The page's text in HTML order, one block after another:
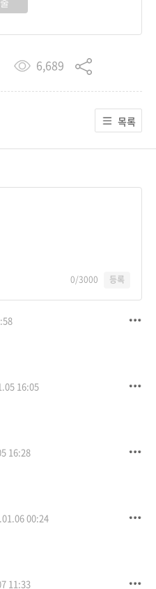
6,689
목록
0/3000 등록
16:05
16:28
00:24
11:33